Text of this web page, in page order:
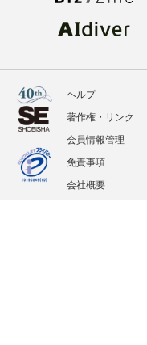
ヘルプ
著作権・リンク
会員情報管理
免責事項
会社概要